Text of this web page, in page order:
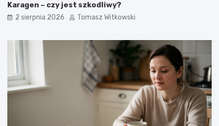
Karagen – czy jest szkodliwy?
2 sierpnia 2026 Tomasz Witkowski